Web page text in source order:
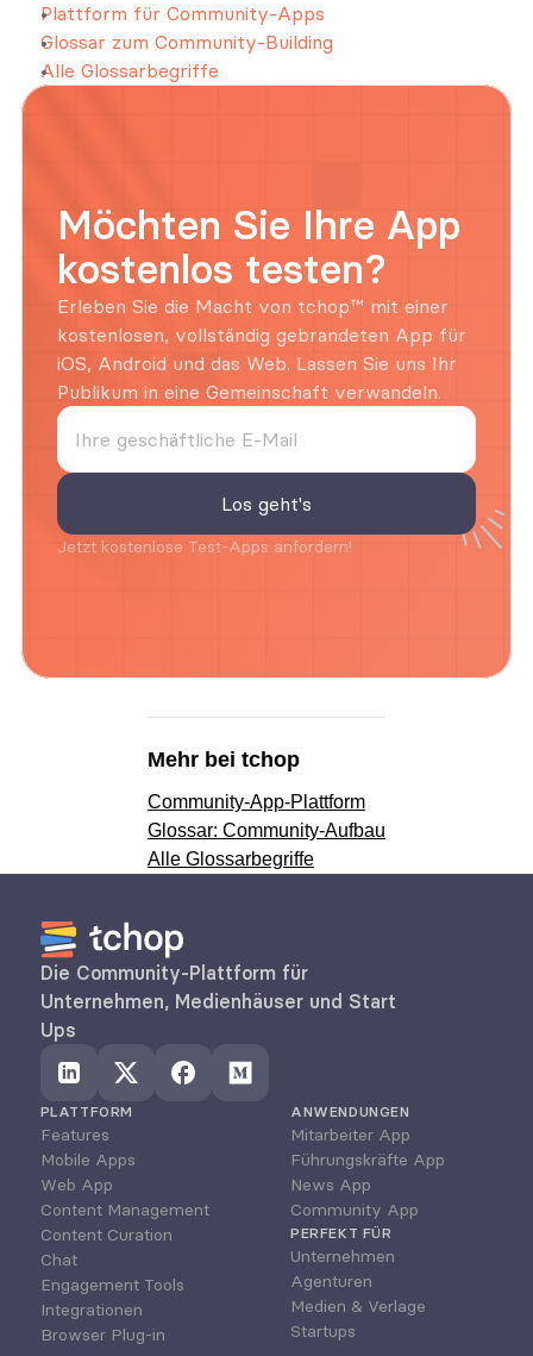
Plattform für Community-Apps
Glossar zum Community-Building
Alle Glossarbegriffe
Möchten Sie Ihre App
kostenlos testen?
Erleben Sie die Macht von tchop™ mit einer
kostenlosen, vollständig gebrandeten App für
iOS, Android und das Web. Lassen Sie uns Ihr
Publikum in eine Gemeinschaft verwandeln.
Jetzt kostenlose Test-Apps anfordern!
Mehr bei tchop
Community-App-Plattform
Glossar: Community-Aufbau
Alle Glossarbegriffe
Die Community-Plattform für
Unternehmen, Medienhäuser und Start
Ups
PLATTFORM
Features
Mobile Apps
Web App
Content Management
Content Curation
Chat
Engagement Tools
Integrationen
Browser Plug-in
ANWENDUNGEN
Mitarbeiter App
Führungskräfte App
News App
Community App
PERFEKT FÜR
Unternehmen
Agenturen
Medien & Verlage
Startups